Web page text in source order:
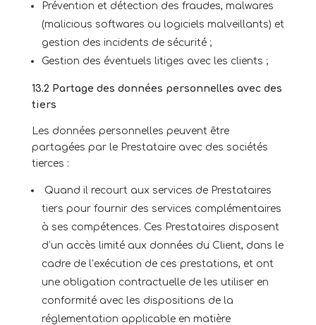
Prévention et détection des fraudes, malwares
(malicious softwares ou logiciels malveillants) et
gestion des incidents de sécurité ;
Gestion des éventuels litiges avec les clients ;
13.2 Partage des données personnelles avec des
tiers
Les données personnelles peuvent être
partagées par le Prestataire avec des sociétés
tierces :
Quand il recourt aux services de Prestataires
tiers pour fournir des services complémentaires
à ses compétences. Ces Prestataires disposent
d’un accès limité aux données du Client, dans le
cadre de l’exécution de ces prestations, et ont
une obligation contractuelle de les utiliser en
conformité avec les dispositions de la
réglementation applicable en matière